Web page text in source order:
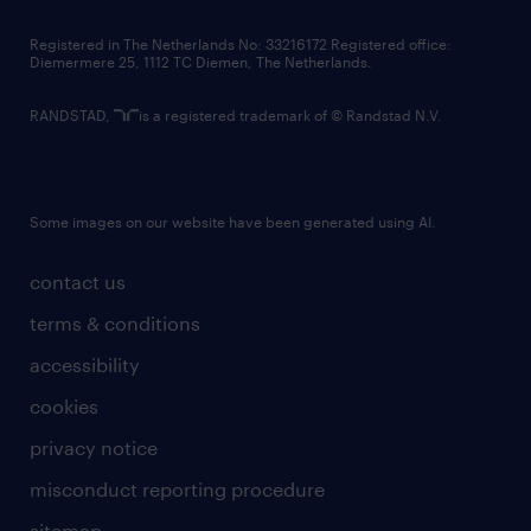
contact us
terms & conditions
accessibility
cookies
privacy notice
misconduct reporting procedure
Registered in The Netherlands No: 33216172 Registered office:
Diemermere 25, 1112 TC Diemen, The Netherlands.
RANDSTAD, is a registered trademark of © Randstad N.V.
Some images on our website have been generated using AI.